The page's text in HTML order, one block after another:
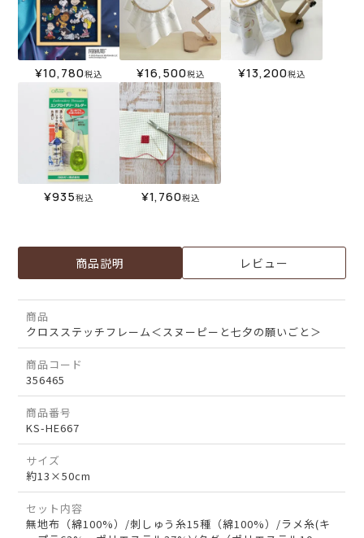
¥10,780税込 ¥16,500税込 ¥13,200税込
¥935税込 ¥1,760税込
商品説明 レビュー
商品
クロスステッチフレーム＜スヌーピーと七夕の願いごと＞
商品コード
356465
商品番号
KS-HE667
サイズ
約13×50cm
セット内容
無地布（綿100%）/刺しゅう糸15種（綿100%）/ラメ糸(キ